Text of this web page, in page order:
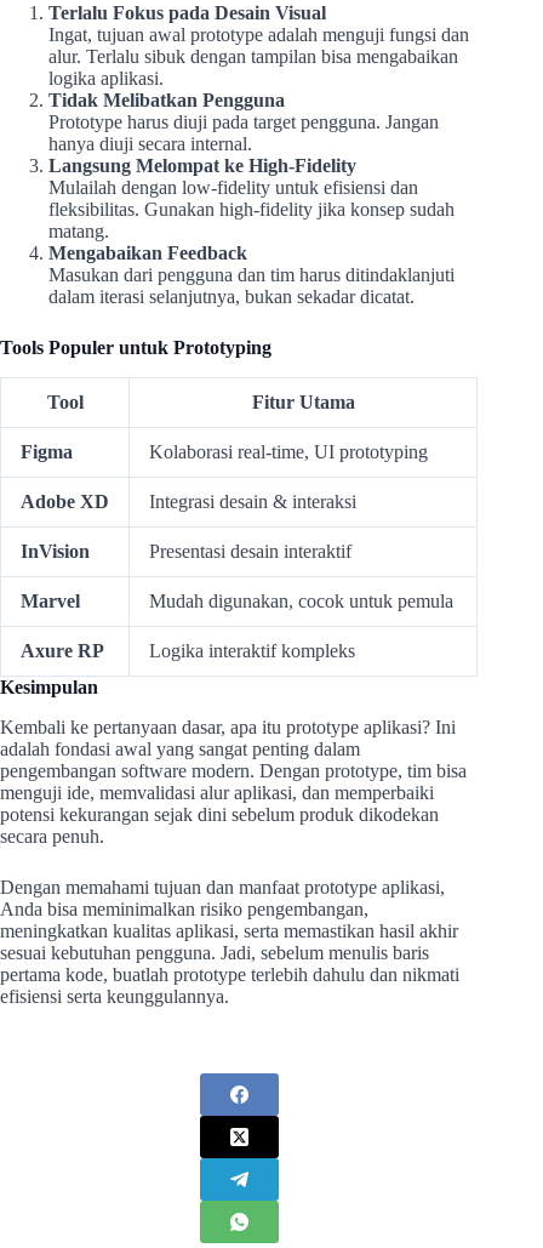
Terlalu Fokus pada Desain Visual
Ingat, tujuan awal prototype adalah menguji fungsi dan
alur. Terlalu sibuk dengan tampilan bisa mengabaikan
logika aplikasi.
Tidak Melibatkan Pengguna
Prototype harus diuji pada target pengguna. Jangan
hanya diuji secara internal.
Langsung Melompat ke High-Fidelity
Mulailah dengan low-fidelity untuk efisiensi dan
fleksibilitas. Gunakan high-fidelity jika konsep sudah
matang.
Mengabaikan Feedback
Masukan dari pengguna dan tim harus ditindaklanjuti
dalam iterasi selanjutnya, bukan sekadar dicatat.
Tools Populer untuk Prototyping
Tool Fitur Utama
Figma Kolaborasi real-time, UI prototyping
Adobe XD Integrasi desain & interaksi
InVision Presentasi desain interaktif
Marvel Mudah digunakan, cocok untuk pemula
Axure RP
Logika interaktif kompleks
Kesimpulan
Kembali ke pertanyaan dasar, apa itu prototype aplikasi? Ini
adalah fondasi awal yang sangat penting dalam
pengembangan software modern. Dengan prototype, tim bisa
menguji ide, memvalidasi alur aplikasi, dan memperbaiki
potensi kekurangan sejak dini sebelum produk dikodekan
secara penuh.
Dengan memahami tujuan dan manfaat prototype aplikasi,
Anda bisa meminimalkan risiko pengembangan,
meningkatkan kualitas aplikasi, serta memastikan hasil akhir
sesuai kebutuhan pengguna. Jadi, sebelum menulis baris
pertama kode, buatlah prototype terlebih dahulu dan nikmati
efisiensi serta keunggulannya.